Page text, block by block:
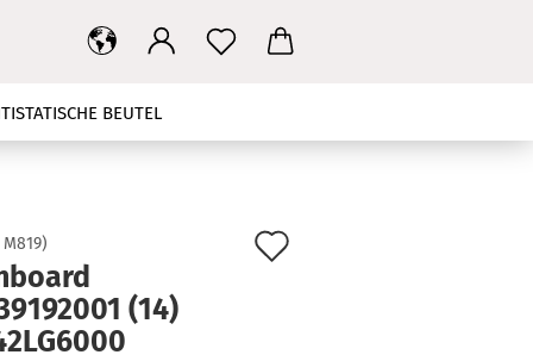
BEUTEL
M819)
(14)